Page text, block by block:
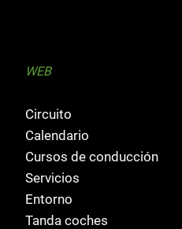
WEB
Circuito
Calendario
Cursos de conducción
Servicios
Entorno
Tanda coches